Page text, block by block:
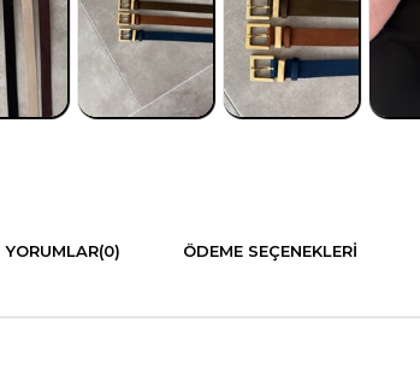
YORUMLAR(0) ÖDEME SEÇENEKLERI